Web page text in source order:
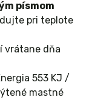
písmom
pri teplote
vrátane dňa
553 KJ /
mastné